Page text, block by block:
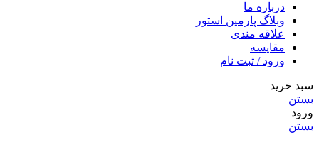
درباره ما
وبلاگ پارمین استور
علاقه مندی
مقایسه
ورود / ثبت نام
سبد خرید
بستن
ورود
بستن